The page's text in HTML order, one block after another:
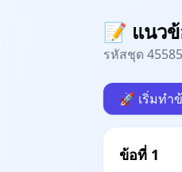
📝 แนว
รหัสชุด
🚀 เริ่มทำ
ข้อที่ 1